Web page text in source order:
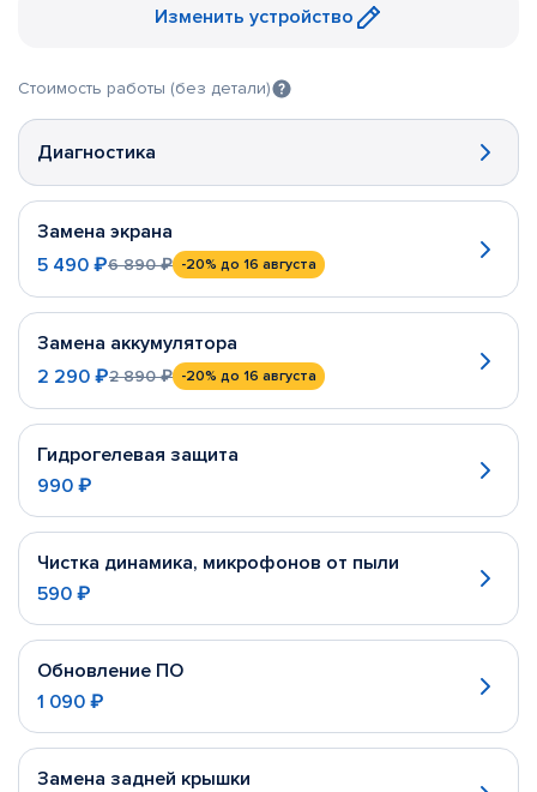
Изменить устройство
Стоимость работы (без детали)
Диагностика
Замена экрана
5 490 ₽6 890 ₽ -20% до 16 августа
Замена аккумулятора
2 290 ₽2 890 ₽ -20% до 16 августа
Гидрогелевая защита
990 ₽
Чистка динамика, микрофонов от пыли
590 ₽
Обновление ПО
1 090 ₽
Замена задней крышки